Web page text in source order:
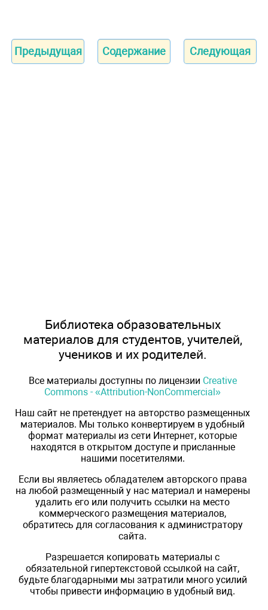
Предыдущая Содержание Следующая
Библиотека образовательных
материалов для студентов, учителей,
учеников и их родителей.
Все материалы доступны по лицензии Creative
Commons - «Attribution-NonCommercial»
Наш сайт не претендует на авторство размещенных
материалов. Мы только конвертируем в удобный
формат материалы из сети Интернет, которые
находятся в открытом доступе и присланные
нашими посетителями.
Если вы являетесь обладателем авторского права
на любой размещенный у нас материал и намерены
удалить его или получить ссылки на место
коммерческого размещения материалов,
обратитесь для согласования к администратору
сайта.
Разрешается копировать материалы с
обязательной гипертекстовой ссылкой на сайт,
будьте благодарными мы затратили много усилий
чтобы привести информацию в удобный вид.